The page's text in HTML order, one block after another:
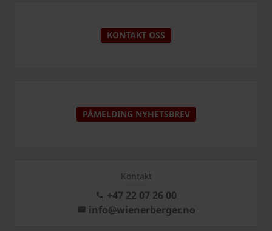
KONTAKT OSS
PÅMELDING NYHETSBREV
Kontakt
+47 22 07 26 00
info@wienerberger.no